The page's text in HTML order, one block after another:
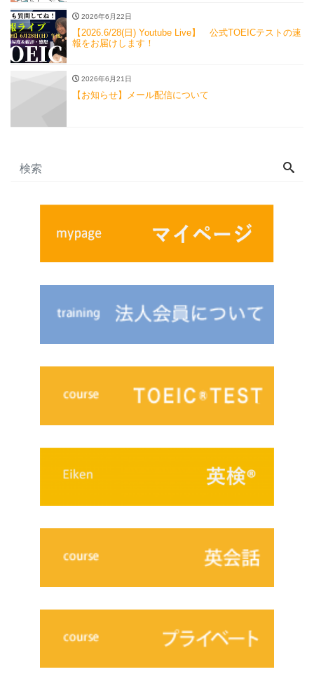
2026年6月22日
【2026.6/28(日) Youtube Live】 公式TOEICテストの速
報をお届けします！
2026年6月21日
【お知らせ】メール配信について